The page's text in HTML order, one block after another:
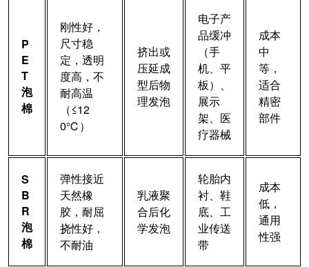
P
E
T
泡
棉
刚性好，
尺寸稳
定，透明
度高，不
耐高温
（≤12
0℃）
挤出或
压延成
型后物
理发泡
电子产
品缓冲
（手
机、平
板）、
展示
架、医
疗器械
成本
中
等，
适合
精密
部件
S
B
R
泡
棉
弹性接近
天然橡
胶，耐屈
挠性好，
不耐油
乳液聚
合后化
学发泡
轮胎内
衬、鞋
底、工
业传送
带
成本
低，
通用
性强